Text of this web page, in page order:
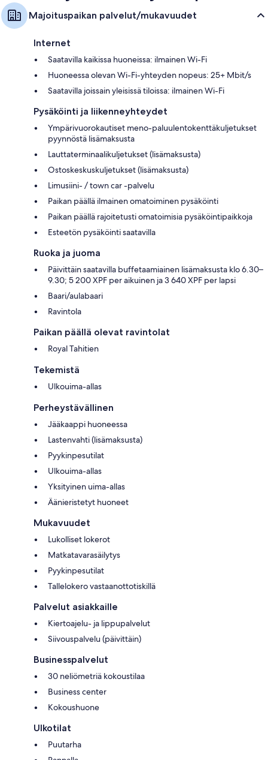
Majoituspaikan palvelut/mukavuudet
Internet
Saatavilla kaikissa huoneissa: ilmainen Wi-Fi
Huoneessa olevan Wi-Fi-yhteyden nopeus: 25+ Mbit/s
Saatavilla joissain yleisissä tiloissa: ilmainen Wi-Fi
Pysäköinti ja liikenneyhteydet
Ympärivuorokautiset meno-paluulentokenttäkuljetukset
pyynnöstä lisämaksusta
Lauttaterminaalikuljetukset (lisämaksusta)
Ostoskeskuskuljetukset (lisämaksusta)
Limusiini- / town car -palvelu
Paikan päällä ilmainen omatoiminen pysäköinti
Paikan päällä rajoitetusti omatoimisia pysäköintipaikkoja
Esteetön pysäköinti saatavilla
Ruoka ja juoma
Päivittäin saatavilla buffetaamiainen lisämaksusta klo 6.30–
9.30; 5 200 XPF per aikuinen ja 3 640 XPF per lapsi
Baari/aulabaari
Ravintola
Paikan päällä olevat ravintolat
Royal Tahitien
Tekemistä
Ulkouima-allas
Perheystävällinen
Jääkaappi huoneessa
Lastenvahti (lisämaksusta)
Pyykinpesutilat
Ulkouima-allas
Yksityinen uima-allas
Äänieristetyt huoneet
Mukavuudet
Lukolliset lokerot
Matkatavarasäilytys
Pyykinpesutilat
Tallelokero vastaanottotiskillä
Palvelut asiakkaille
Kiertoajelu- ja lippupalvelut
Siivouspalvelu (päivittäin)
Businesspalvelut
30 neliömetriä kokoustilaa
Business center
Kokoushuone
Ulkotilat
Puutarha